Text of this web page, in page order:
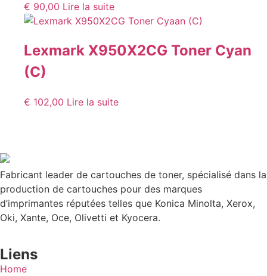
€ 90,00 Lire la suite
Lexmark X950X2CG Toner Cyan
(C)
€ 102,00 Lire la suite
Fabricant leader de cartouches de toner, spécialisé dans la
production de cartouches pour des marques
d’imprimantes réputées telles que Konica Minolta, Xerox,
Oki, Xante, Oce, Olivetti et Kyocera.
Liens
Home